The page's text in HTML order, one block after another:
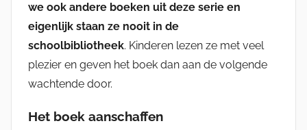
we ook andere boeken uit deze serie en
eigenlijk staan ze nooit in de
schoolbibliotheek. Kinderen lezen ze met veel
plezier en geven het boek dan aan de volgende
wachtende door.
Het boek aanschaffen